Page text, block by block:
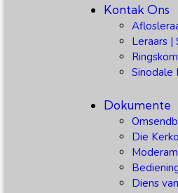
Kontak Ons
Leraars |
Sinodale
Dokumente
Die
Diens